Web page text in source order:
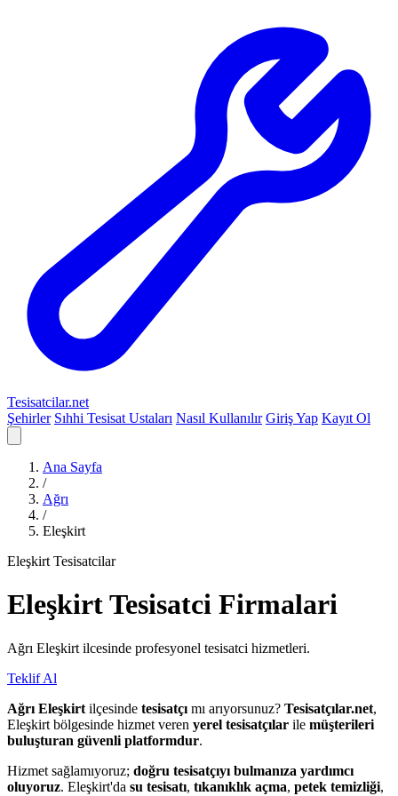
Tesisatcilar.net
Şehirler Sıhhi Tesisat Ustaları Nasıl Kullanılır Giriş Yap Kayıt Ol
Ana Sayfa
/
Ağrı
/
Eleşkirt
Eleşkirt Tesisatcilar
EleşkirtTesisatci Firmalari
Ağrı Eleşkirt ilcesinde profesyonel tesisatci hizmetleri.
Teklif Al
Ağrı Eleşkirt ilçesinde tesisatçı mı arıyorsunuz? Tesisatçılar.net,
Eleşkirt bölgesinde hizmet veren yerel tesisatçılar ile müşterileri
buluşturan güvenli platformdur.
Hizmet sağlamıyoruz; doğru tesisatçıyı bulmanıza yardımcı
oluyoruz. Eleşkirt'da su tesisatı, tıkanıklık açma, petek temizliği,